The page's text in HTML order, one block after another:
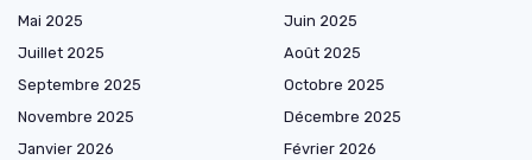
Mai 2025
Juin 2025
Juillet 2025
Août 2025
Septembre 2025
Octobre 2025
Novembre 2025
Décembre 2025
Janvier 2026
Février 2026